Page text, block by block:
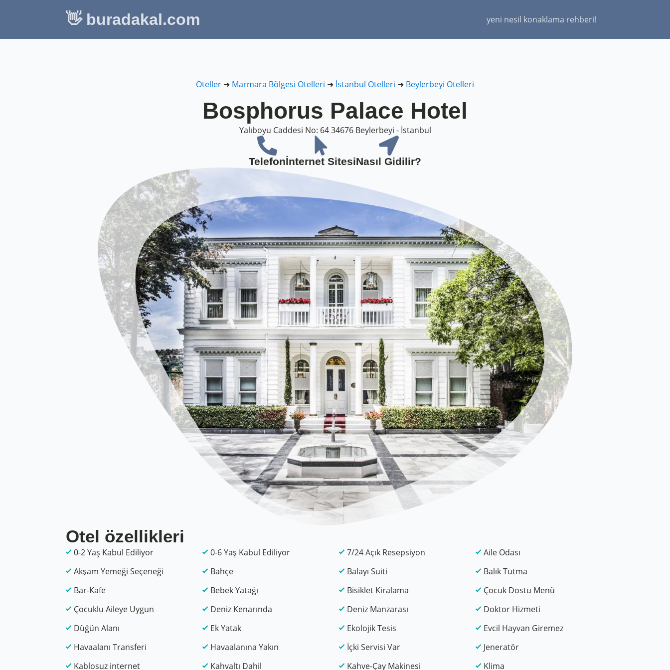
👋 buradakal.com yeni nesil konaklama rehberi!
Oteller ➜ Marmara Bölgesi Otelleri ➜ İstanbul Otelleri ➜ Beylerbeyi Otelleri
Bosphorus Palace Hotel
Yalıboyu Caddesi No: 64 34676 Beylerbeyi - İstanbul
Telefonİnternet SitesiNasıl Gidilir?
Otel özellikleri
0-2 Yaş Kabul Ediliyor 0-6 Yaş Kabul Ediliyor 7/24 Açık Resepsiyon
Aile Odası
Akşam Yemeği Seçeneği
Bahçe Balayı Suiti
Balık Tutma
Bar-Kafe
Bebek Yatağı Bisiklet Kiralama
Çocuk Dostu Menü
Çocuklu Aileye Uygun
Deniz Kenarında Deniz Manzarası
Doktor Hizmeti
Düğün Alanı
Ek Yatak Ekolojik Tesis
Evcil Hayvan Giremez
Havaalanı Transferi
Havaalanına Yakın İçki Servisi Var
Jeneratör
Kablosuz internet
Kahvaltı Dahil Kahve-Çay Makinesi Klima